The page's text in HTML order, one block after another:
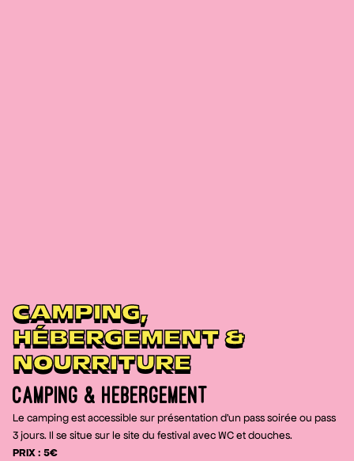
CAMPING,
HÉBERGEMENT &
NOURRITURE
CAMPING & HEBERGEMENT
Le camping est accessible sur présentation d'un pass soirée ou pass
3 jours. Il se situe sur le site du festival avec WC et douches.
PRIX : 5€